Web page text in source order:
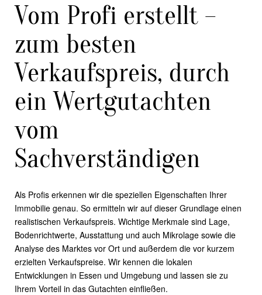
Vom Profi erstellt –
zum besten
Verkaufspreis, durch
ein Wertgutachten
vom
Sachverständigen
Als Profis erkennen wir die speziellen Eigenschaften Ihrer
Immobilie genau. So ermitteln wir auf dieser Grundlage einen
realistischen Verkaufspreis. Wichtige Merkmale sind Lage,
Bodenrichtwerte, Ausstattung und auch Mikrolage sowie die
Analyse des Marktes vor Ort und außerdem die vor kurzem
erzielten Verkaufspreise. Wir kennen die lokalen
Entwicklungen in Essen und Umgebung und lassen sie zu
Ihrem Vorteil in das Gutachten einfließen.